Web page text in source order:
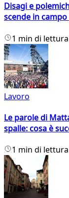
Disagi e
scende in
1 min di lettura
Lavoro
Le parole di
spalle: cosa è
1 min di lettura